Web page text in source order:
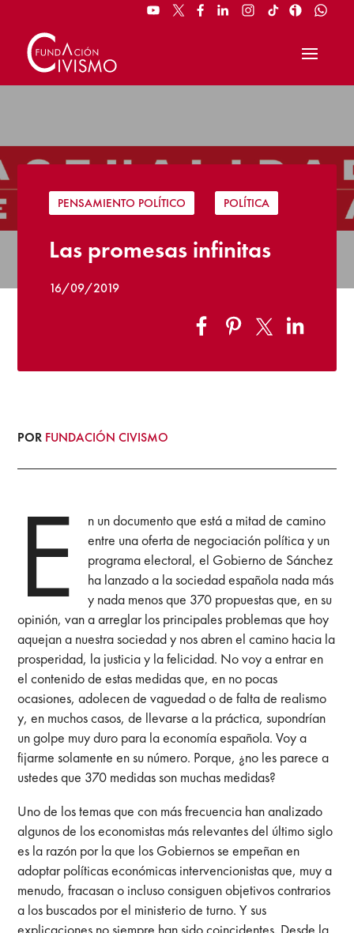
PENSAMIENTO POLÍTICO POLÍTICA
Las promesas infinitas
16/09/2019
POR FUNDACIÓN CIVISMO
E
n un documento que está a mitad de camino
entre una oferta de negociación política y un
programa electoral, el Gobierno de Sánchez
ha lanzado a la sociedad española nada más
y nada menos que 370 propuestas que, en su
opinión, van a arreglar los principales problemas que hoy
aquejan a nuestra sociedad y nos abren el camino hacia la
prosperidad, la justicia y la felicidad. No voy a entrar en
el contenido de estas medidas que, en no pocas
ocasiones, adolecen de vaguedad o de falta de realismo
y, en muchos casos, de llevarse a la práctica, supondrían
un golpe muy duro para la economía española. Voy a
fijarme solamente en su número. Porque, ¿no les parece a
ustedes que 370 medidas son muchas medidas?
Uno de los temas que con más frecuencia han analizado
algunos de los economistas más relevantes del último siglo
es la razón por la que los Gobiernos se empeñan en
adoptar políticas económicas intervencionistas que, muy a
menudo, fracasan o incluso consiguen objetivos contrarios
a los buscados por el ministerio de turno. Y sus
explicaciones no siempre han sido coincidentes. Desde la